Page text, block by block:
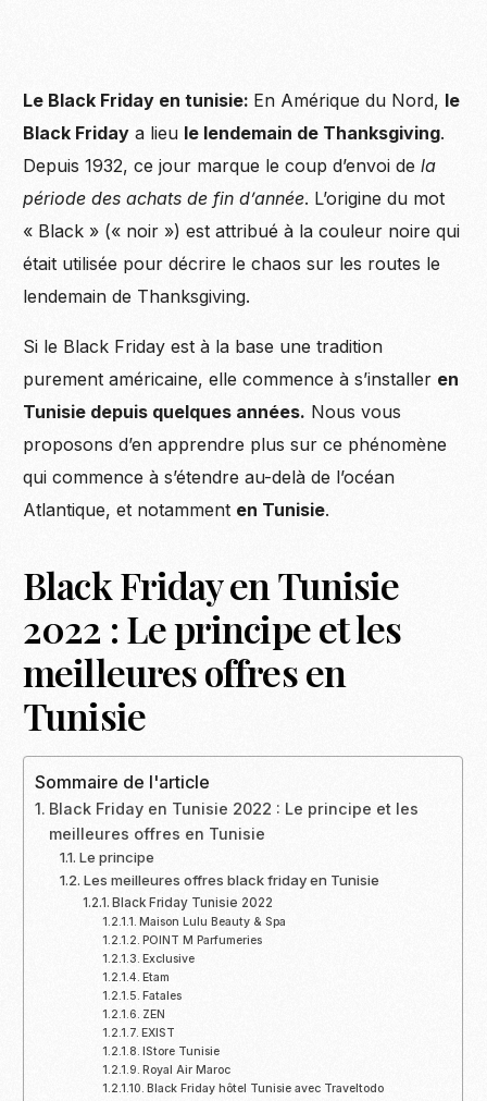
Le Black Friday en tunisie: En Amérique du Nord, le
Black Friday a lieu le lendemain de Thanksgiving.
Depuis 1932, ce jour marque le coup d’envoi dela
période des achats de fin d’année. L’origine du mot
« Black » (« noir ») est attribué à la couleur noire qui
était utilisée pour décrire le chaos sur les routes le
lendemain de Thanksgiving.
Si le Black Friday est à la base une tradition
purement américaine, elle commence à s’installer en
Tunisie depuis quelques années. Nous vous
proposons d’en apprendre plus sur ce phénomène
qui commence à s’étendre au-delà de l’océan
Atlantique, et notamment en Tunisie.
Black Friday en Tunisie
2022 : Le principe et les
meilleures offres en
Tunisie
Sommaire de l'article
Black Friday en Tunisie 2022 : Le principe et les
meilleures offres en Tunisie
Le principe
Les meilleures offres black friday en Tunisie
Black Friday Tunisie 2022
Maison Lulu Beauty & Spa
POINT M Parfumeries
Exclusive
Etam
Fatales
ZEN
EXIST
IStore Tunisie
Royal Air Maroc
Black Friday hôtel Tunisie avec Traveltodo